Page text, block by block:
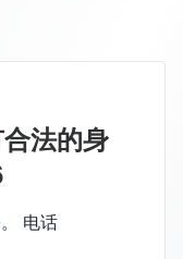
法的身
电话